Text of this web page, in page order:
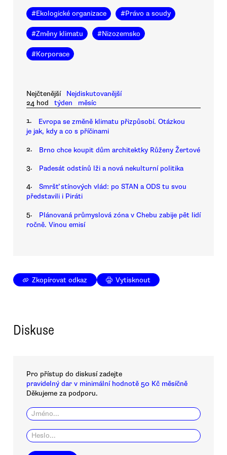
#Ekologické organizace #Právo a soudy
#Změny klimatu #Nizozemsko
#Korporace
Nejčtenější
Nejdiskutovanější
24 hod
týden měsíc
1.
Evropa se změně klimatu přizpůsobí. Otázkou
je jak, kdy a co s příčinami
2. Brno chce koupit dům architektky Růženy Žertové
3. Padesát odstínů lži a nová nekulturní politika
4.
Smršť stínových vlád: po STAN a ODS tu svou
představili i Piráti
5.
Plánovaná průmyslová zóna v Chebu zabije pět lidí
ročně. Vinou emisí
Zkopírovat odkaz Vytisknout
Diskuse
Pro přístup do diskusí zadejte
pravidelný dar v minimální hodnotě 50 Kč měsíčně
Děkujeme za podporu.